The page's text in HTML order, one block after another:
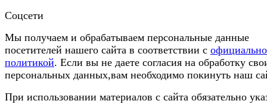
Соцсети
Мы получаем и обрабатываем персональные данные
посетителей нашего сайта в соответствии с
политикой. Если вы не даете согласия на обработку
персональных данных,вам необходимо покинуть наш
При использовании материалов с сайта обязательно